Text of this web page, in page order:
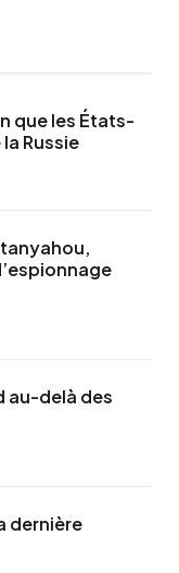
que les États-
Russie
au-delà des
dernière